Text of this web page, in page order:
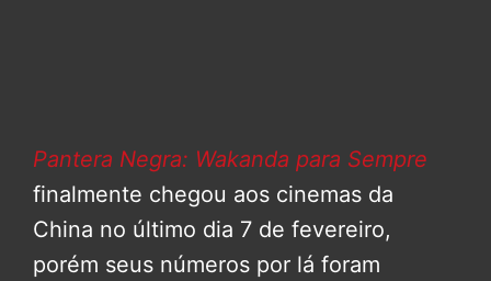
Pantera Negra: Wakanda para Sempre
finalmente chegou aos cinemas da
China no último dia 7 de fevereiro,
porém seus números por lá foram